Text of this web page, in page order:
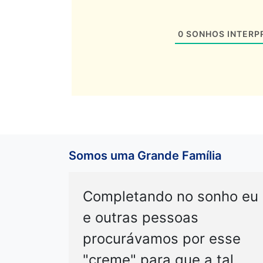
0 SONHOS
Somos uma Grande Família
Completando no sonho eu
e outras pessoas
procurávamos por esse